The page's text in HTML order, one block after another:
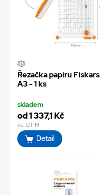
Řezačka papíru Fiskars
A3 - 1 ks
skladem
od 1 337,1 Kč
vč. DPH
Detail